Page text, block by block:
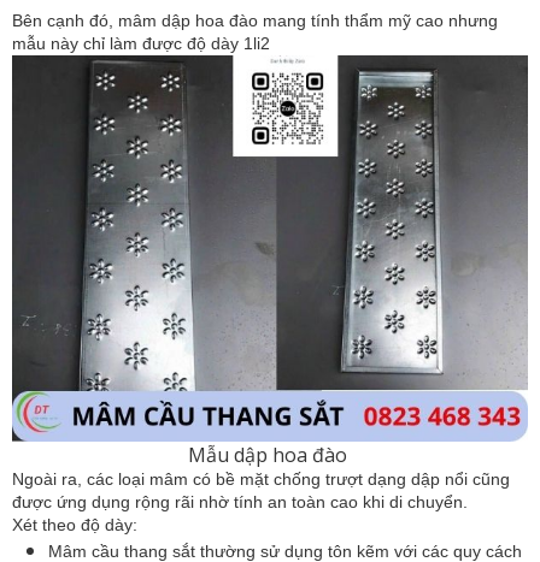
Bên cạnh đó, mâm dập hoa đào mang tính thẩm mỹ cao nhưng
mẫu này chỉ làm được độ dày 1li2
Mẫu dập hoa đào
Ngoài ra, các loại mâm có bề mặt chống trượt dạng dập nổi cũng
được ứng dụng rộng rãi nhờ tính an toàn cao khi di chuyển.
Xét theo độ dày:
Mâm cầu thang sắt thường sử dụng tôn kẽm với các quy cách